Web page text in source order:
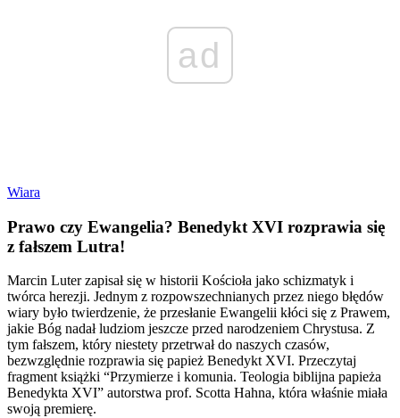
ad
Wiara
Prawo czy Ewangelia? Benedykt XVI rozprawia się
z fałszem Lutra!
Marcin Luter zapisał się w historii Kościoła jako schizmatyk i
twórca herezji. Jednym z rozpowszechnianych przez niego błędów
wiary było twierdzenie, że przesłanie Ewangelii kłóci się z Prawem,
jakie Bóg nadał ludziom jeszcze przed narodzeniem Chrystusa. Z
tym fałszem, który niestety przetrwał do naszych czasów,
bezwzględnie rozprawia się papież Benedykt XVI. Przeczytaj
fragment książki “Przymierze i komunia. Teologia biblijna papieża
Benedykta XVI” autorstwa prof. Scotta Hahna, która właśnie miała
swoją premierę.